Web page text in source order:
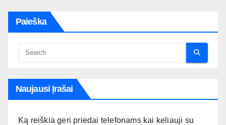
Paieška
Naujausi Įrašai
Ką reiškia geri priedai telefonams kai keliauji su